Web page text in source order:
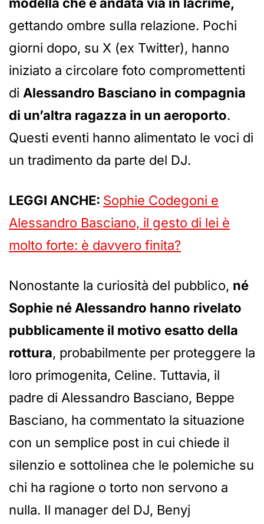
gettando ombre sulla relazione. Pochi
giorni dopo, su X (ex Twitter), hanno
iniziato a circolare foto compromettenti
di Alessandro Basciano in compagnia
di un’altra ragazza in un aeroporto.
Questi eventi hanno alimentato le voci di
un tradimento da parte del DJ.
LEGGI ANCHE: Sophie Codegoni e
Alessandro Basciano, il gesto di lei è
molto forte: è davvero finita?
Nonostante la curiosità del pubblico, né
Sophie né Alessandro hanno rivelato
pubblicamente il motivo esatto della
rottura, probabilmente per proteggere la
loro primogenita, Celine. Tuttavia, il
padre di Alessandro Basciano, Beppe
Basciano, ha commentato la situazione
con un semplice post in cui chiede il
silenzio e sottolinea che le polemiche su
chi ha ragione o torto non servono a
nulla. Il manager del DJ, Benyj